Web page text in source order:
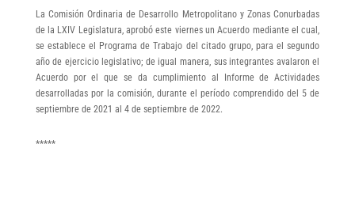
La Comisión Ordinaria de Desarrollo Metropolitano y Zonas Conurbadas
de la LXIV Legislatura, aprobó este viernes un Acuerdo mediante el cual,
se establece el Programa de Trabajo del citado grupo, para el segundo
año de ejercicio legislativo; de igual manera, sus integrantes avalaron el
Acuerdo por el que se da cumplimiento al Informe de Actividades
desarrolladas por la comisión, durante el período comprendido del 5 de
septiembre de 2021 al 4 de septiembre de 2022.
*****